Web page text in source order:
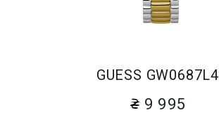
GUESS GW0687L4
9 995